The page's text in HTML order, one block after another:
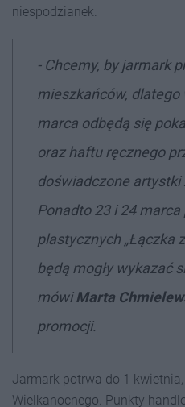
niespodzianek.
- Chcemy, by jarmark
mieszkańców, dlatego
marca odbędą się
oraz haftu ręcznego
doświadczone artystki
Ponadto 23 i 24
plastycznych „Łączka
będą mogły wykazać
mówiMarta
promocji.
Jarmark potrwa do 1
Wielkanocnego. Punkty